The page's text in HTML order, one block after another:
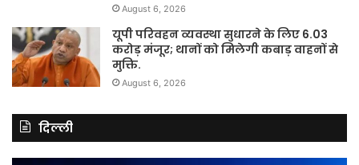
August 6, 2026
यूपी परिवहन व्यवस्था सुधारने के लिए 6.03
करोड़ मंजूर; थानों को मिलेगी कबाड़ वाहनों से
मुक्ति.
August 6, 2026
दिल्ली